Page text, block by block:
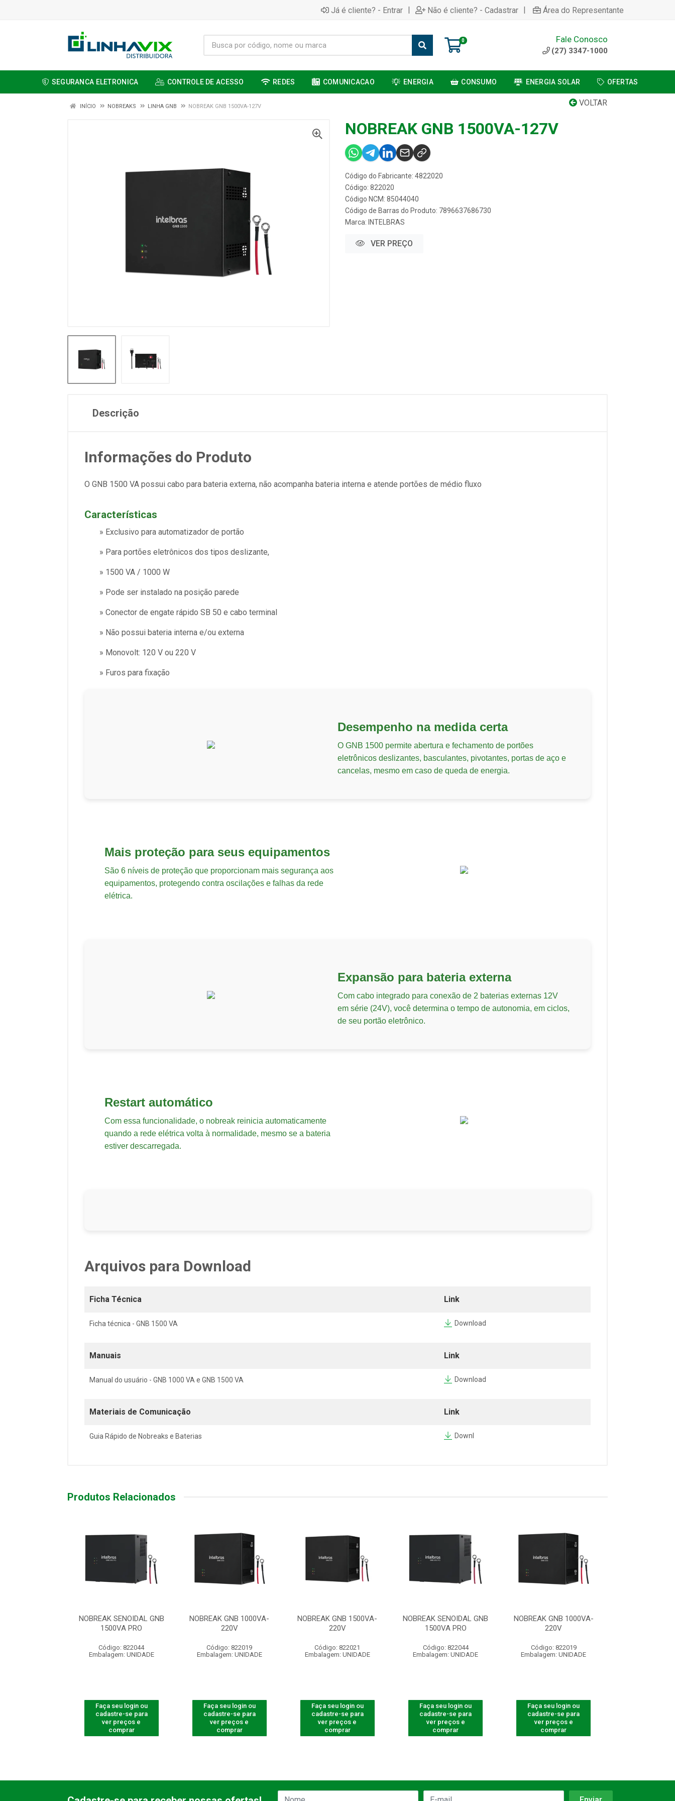
Já é cliente? - Entrar | Não é cliente? - Cadastrar | Área do Representante
0 Fale Conosco
(27) 3347-1000
SEGURANCA ELETRONICA CONTROLE DE ACESSO REDES COMUNICACAO ENERGIA CONSUMO ENERGIA SOLAR OFERTAS
VOLTAR
INÍCIO NOBREAKS LINHA GNB NOBREAK GNB 1500VA-127V
NOBREAK GNB 1500VA-127V
Código do Fabricante: 4822020
Código: 822020
Código NCM: 85044040
Código de Barras do Produto: 7896637686730
Marca: INTELBRAS
VER PREÇO
Descrição
Informações do Produto
O GNB 1500 VA possui cabo para bateria externa, não acompanha bateria interna e atende portões de médio fluxo
Características
» Exclusivo para automatizador de portão
» Para portões eletrônicos dos tipos deslizante,
» 1500 VA / 1000 W
» Pode ser instalado na posição parede
» Conector de engate rápido SB 50 e cabo terminal
» Não possui bateria interna e/ou externa
» Monovolt: 120 V ou 220 V
» Furos para fixação
Desempenho na medida certa
O GNB 1500 permite abertura e fechamento de portões
eletrônicos deslizantes, basculantes, pivotantes, portas de aço e
cancelas, mesmo em caso de queda de energia.
Mais proteção para seus equipamentos
São 6 níveis de proteção que proporcionam mais segurança aos
equipamentos, protegendo contra oscilações e falhas da rede
elétrica.
Expansão para bateria externa
Com cabo integrado para conexão de 2 baterias externas 12V
em série (24V), você determina o tempo de autonomia, em ciclos,
de seu portão eletrônico.
Restart automático
Com essa funcionalidade, o nobreak reinicia automaticamente
quando a rede elétrica volta à normalidade, mesmo se a bateria
estiver descarregada.
Arquivos para Download
Ficha Técnica Link
Ficha técnica - GNB 1500 VA Download
Manuais Link
Manual do usuário - GNB 1000 VA e GNB 1500 VA Download
Materiais de Comunicação Link
Guia Rápido de Nobreaks e Baterias Downl
Produtos Relacionados
NOBREAK SENOIDAL GNB
1500VA PRO
Código: 822044
Embalagem: UNIDADE
Faça seu login ou
cadastre-se para
ver preços e
comprar
NOBREAK GNB 1000VA-
220V
Código: 822019
Embalagem: UNIDADE
Faça seu login ou
cadastre-se para
ver preços e
comprar
NOBREAK GNB 1500VA-
220V
Código: 822021
Embalagem: UNIDADE
Faça seu login ou
cadastre-se para
ver preços e
comprar
NOBREAK SENOIDAL GNB
1500VA PRO
Código: 822044
Embalagem: UNIDADE
Faça seu login ou
cadastre-se para
ver preços e
comprar
NOBREAK GNB 1000VA-
220V
Código: 822019
Embalagem: UNIDADE
Faça seu login ou
cadastre-se para
ver preços e
comprar